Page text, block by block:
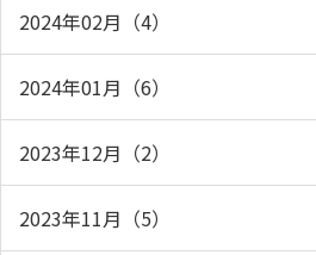
2024年02月（4）
2024年01月（6）
2023年12月（2）
2023年11月（5）